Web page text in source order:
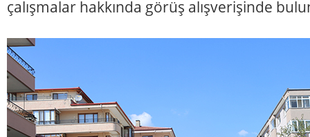
çalışmalar hakkında görüş alışverişinde